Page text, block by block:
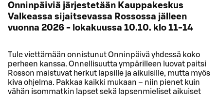
Onninpäiviä järjestetään Kauppakeskus
Valkeassa sijaitsevassa Rossossa jälleen
vuonna 2026 - lokakuussa 10.10. klo 11-14
Tule viettämään onnistunut Onninpäivä yhdessä koko
perheen kanssa. Onnellisuutta ympärilleen luovat paitsi
Rosson maistuvat herkut lapsille ja aikuisille, mutta myös
kiva ohjelma. Pakkaa kaikki mukaan – niin pienet kuin
vähän isommatkin lapset sekä lapsenmieliset aikuiset